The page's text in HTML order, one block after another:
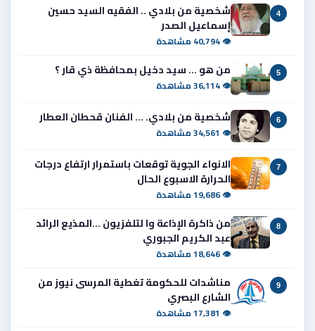
4
شخصية من بلادي .. الفقيه السيد حسين
إسماعيل الصدر
👁 40,794 مشاهدة
5 من هو ... سيد دخيل بمحافظة ذي قار ؟
👁 36,114 مشاهدة
6 شخصية من بلادي. ... الفنان قحطان العطار
👁 34,561 مشاهدة
7
الانواء الجوية توقعات باستمرار ارتفاع درجات
الحرارة الاسبوع الحال
👁 19,686 مشاهدة
8
من ذاكرة الإذاعة وا لتلفزيون ...المذيع الرائد
عبد الكريم الجبوري
👁 18,646 مشاهدة
9
مناشدات للحكومة تغطية المرسى نيوز من
الشارع البصري
👁 17,381 مشاهدة